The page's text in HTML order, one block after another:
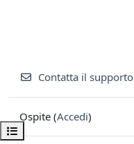
Apri indice del corso
Contatta il supporto
Ospite (Accedi)